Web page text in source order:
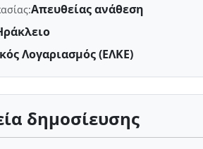
Απευθείας ανάθεση
Λογαριασμός (ΕΛΚΕ)
δημοσίευσης